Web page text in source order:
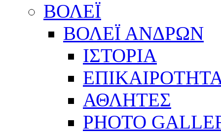
ΒΟΛΕΪ
ΒΟΛΕΪ ΑΝΔΡΩΝ
ΙΣΤΟΡΙΑ
ΑΘΛΗΤΕΣ
PHOTO